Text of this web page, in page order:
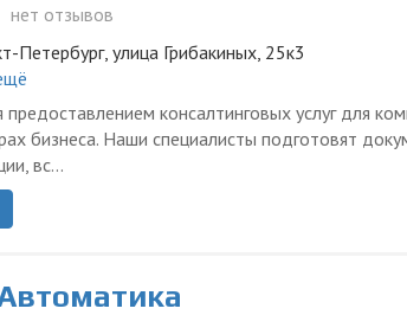
нет отзывов
Петербург, улица Грибакиных, 25к3
консалтинговых услуг для
бизнеса. Наши специалисты подготовят
вс...